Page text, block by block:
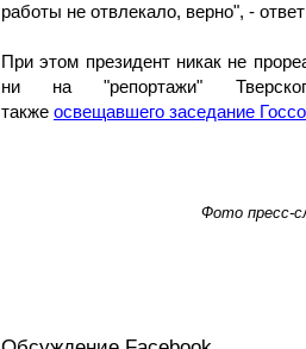
работы не отвлекало, верно", -
При этом президент никак не
ни на "репортажи"
также освещавшего заседание
Фото пресс-